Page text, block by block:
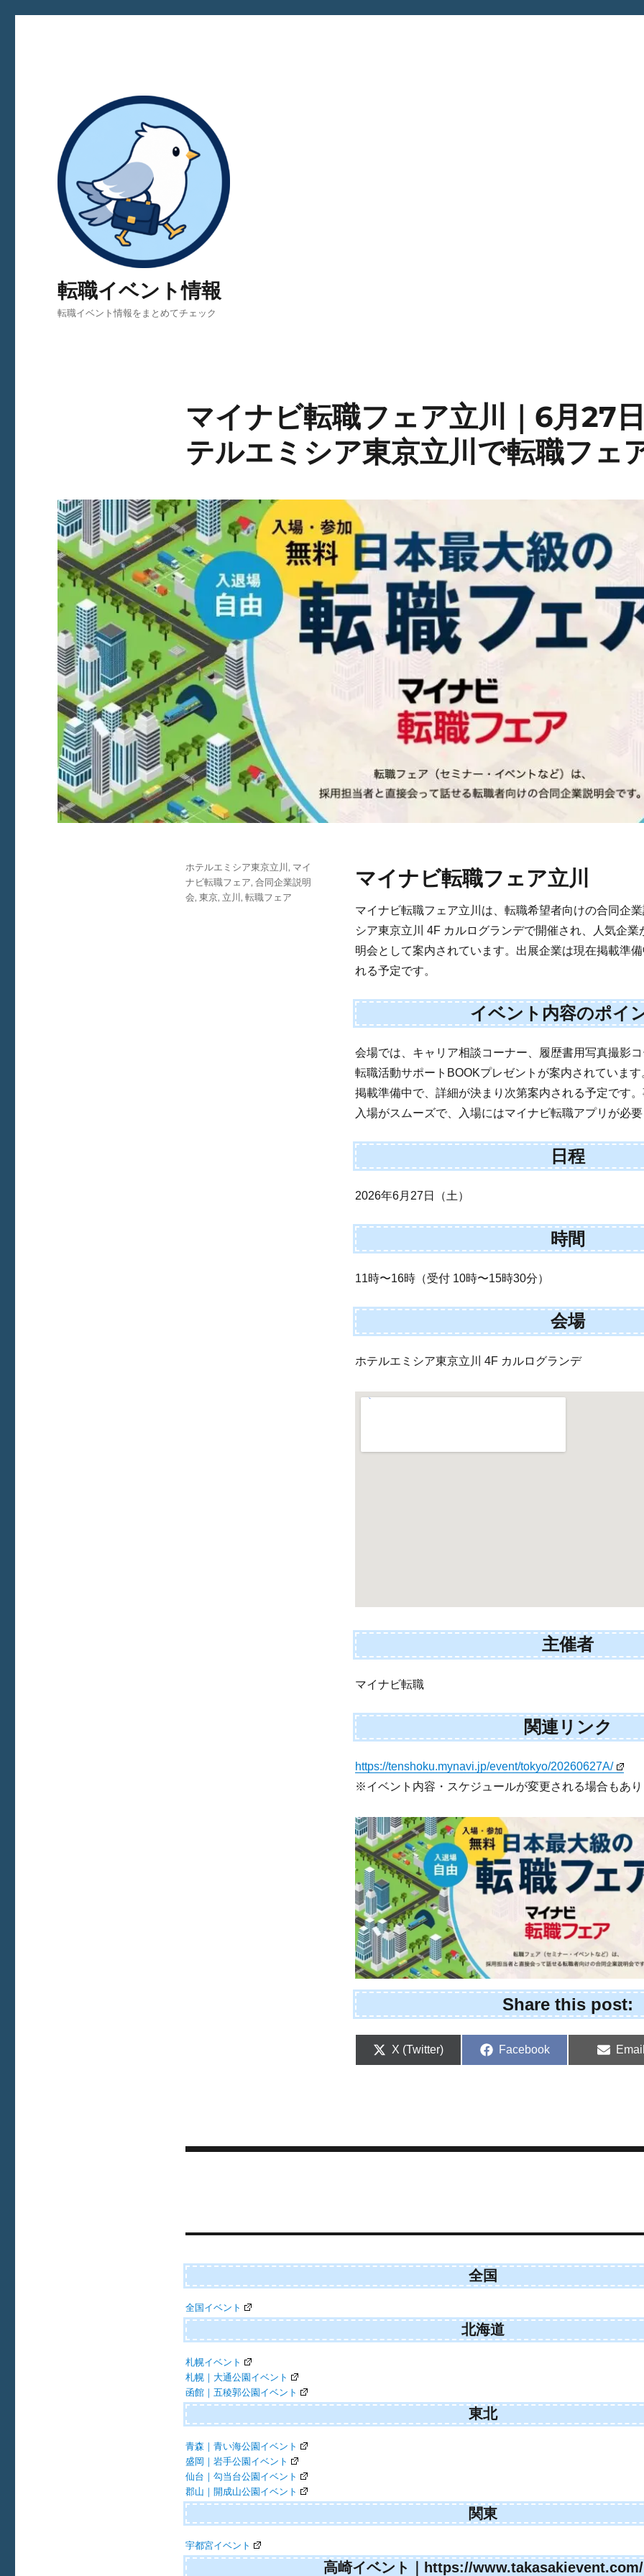
転職イベント情報
転職イベント情報をまとめてチェック
マイナビ転職フェア立川｜6月27
テルエミシア東京立川で転職フェ
マイナビ転職フェア立川
マイナビ転職フェア立川は、転職希望者向けの合同企
シア東京立川 4F カルログランデで開催され、人気企
明会として案内されています。出展企業は現在掲載準
れる予定です。
イベント内容のポイ
会場では、キャリア相談コーナー、履歴書用写真撮影
転職活動サポートBOOKプレゼントが案内されていま
掲載準備中で、詳細が決まり次第案内される予定です
入場がスムーズで、入場にはマイナビ転職アプリが必
日程
2026年6月27日（土）
時間
11時〜16時（受付 10時〜15時30分）
会場
ホテルエミシア東京立川 4F カルログランデ
主催者
マイナビ転職
関連リンク
https://tenshoku.mynavi.jp/event/tokyo/20260627A/
※イベント内容・スケジュールが変更される場合もあ
Share this post:
Share
X (Twitter)
Share
Facebook
稿
日:
タ
グ
ホテルエミシア東京立川, マイ
ナビ転職フェア, 合同企業説明
会, 東京, 立川, 転職フェア
ナ
ゲ
ー
シ
ョ
ン
全国
全国イベント
北海道
札幌イベント
札幌｜大通公園イベント
函館｜五稜郭公園イベント
東北
青森｜青い海公園イベント
盛岡｜岩手公園イベント
仙台｜勾当台公園イベント
郡山｜開成山公園イベント
関東
宇都宮イベント
高崎イベント｜https://www.takasakievent.com/